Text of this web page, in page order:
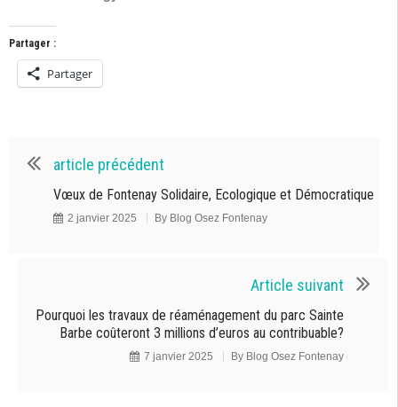
Partager :
Partager
article précédent
Vœux de Fontenay Solidaire, Ecologique et Démocratique
2 janvier 2025 By Blog Osez Fontenay
Article suivant
Pourquoi les travaux de réaménagement du parc Sainte
Barbe coûteront 3 millions d’euros au contribuable?
7 janvier 2025 By Blog Osez Fontenay